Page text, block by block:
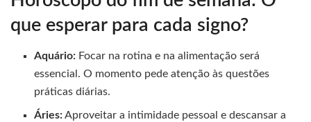
que esperar para cada signo?
Aquário: Focar na rotina e na alimentação será
essencial. O momento pede atenção às questões
práticas diárias.
Áries:Aproveitar a intimidade pessoal e descansar a